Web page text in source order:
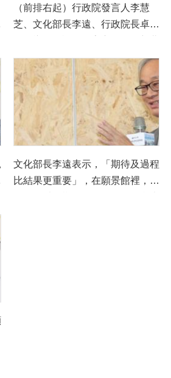
（前排右起）行政院發言人李慧
芝、文化部長李遠、行政院長卓榮
市長侯友宜、立委蘇巧慧及張雅琳
（前排左3）等人，邀請大家在國
家兒童未來館願景館冒險探索，盡
情說出自己的想法。
文化部長李遠表示，「期待及過程
比結果更重要」，在願景館裡，孩